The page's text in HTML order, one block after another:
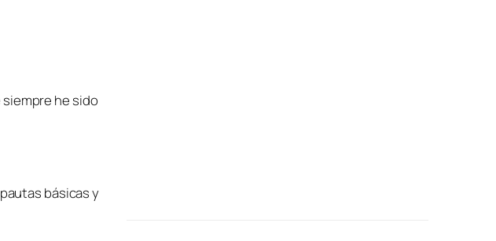
he sido
básicas y